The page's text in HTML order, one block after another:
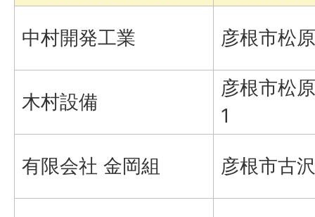
中村開発工業 彦根市松
木村設備
彦根市松
1
有限会社 金岡組 彦根市古